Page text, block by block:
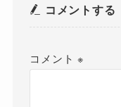
コメントする
コメント※